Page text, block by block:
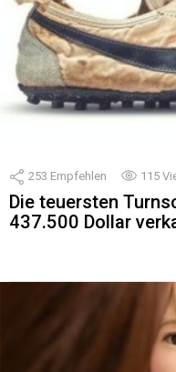
253 Empfehlen 115
Die teuersten
437.500 Dollar